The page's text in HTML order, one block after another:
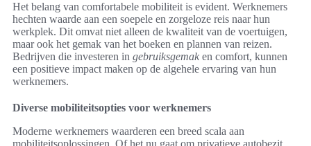
Het belang van comfortabele mobiliteit is evident. Werknemers
hechten waarde aan een soepele en zorgeloze reis naar hun
werkplek. Dit omvat niet alleen de kwaliteit van de voertuigen,
maar ook het gemak van het boeken en plannen van reizen.
Bedrijven die investeren in gebruiksgemak en comfort, kunnen
een positieve impact maken op de algehele ervaring van hun
werknemers.
Diverse mobiliteitsopties voor werknemers
Moderne werknemers waarderen een breed scala aan